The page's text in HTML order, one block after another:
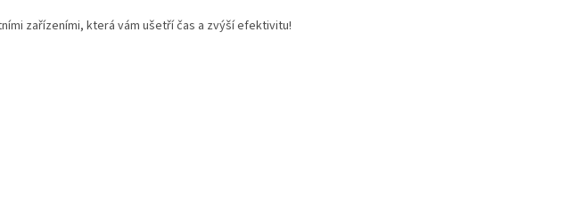
zařízeními, která vám ušetří čas a zvýší efektivitu!